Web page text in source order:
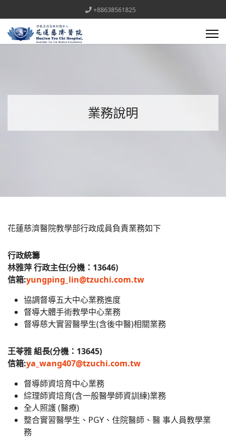
+88638561825
業務說明
花蓮慈濟醫院教學部行政成員負責業務如下
行政統籌
林雅萍 行政主任(分機：13646)
信箱:yungping_lin@tzuchi.com.tw
協調督導五大中心業務進度
督導大體手術教學中心業務
督導慈大實習醫學生(含後中醫)相關業務
王苓雅 組長(分機：13645)
信箱:ya_wang407@tzuchi.com.tw
督導師資培育中心業務
綜理師資培育(含一般醫學師資訓練)業務
全人照護 (醫療)
整合實習醫學生、PGY、住院醫師、醫 事人員教學業
務